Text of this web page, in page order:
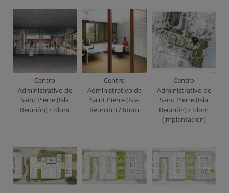
Centro
Administrativo de
Saint Pierre (Isla
Reunión) / Idom
Centro
Administrativo de
Saint Pierre (Isla
Reunión) / Idom
Centro
Administrativo de
Saint Pierre (Isla
Reunión) / Idom
(implantacion)